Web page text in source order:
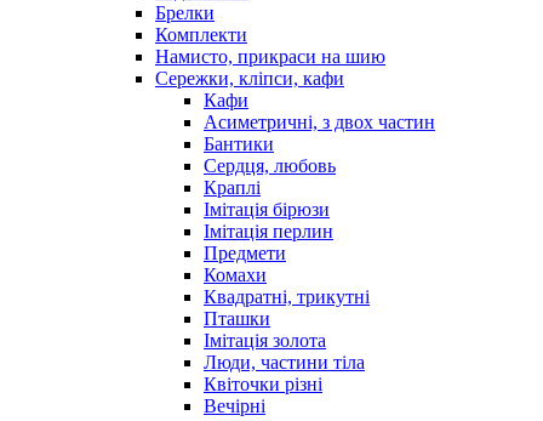
Брелки
Комплекти
Намисто, прикраси на шию
Сережки, кліпси, кафи
Кафи
Асиметричні, з двох частин
Бантики
Сердця, любовь
Краплі
Імітація бірюзи
Імітація перлин
Предмети
Комахи
Квадратні, трикутні
Пташки
Імітація золота
Люди, частини тіла
Квіточки різні
Вечірні